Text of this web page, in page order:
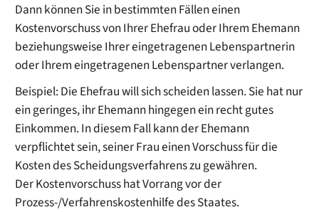
Dann können Sie in bestimmten Fällen einen
Kostenvorschuss von Ihrer Ehefrau oder Ihrem Ehemann
beziehungsweise Ihrer eingetragenen Lebenspartnerin
oder Ihrem eingetragenen Lebenspartner verlangen.
Beispiel: Die Ehefrau will sich scheiden lassen. Sie hat nur
ein geringes, ihr Ehemann hingegen ein recht gutes
Einkommen. In diesem Fall kann der Ehemann
verpflichtet sein, seiner Frau einen Vorschuss für die
Kosten des Scheidungsverfahrens zu gewähren.
Der Kostenvorschuss hat Vorrang vor der
Prozess-/Verfahrenskostenhilfe des Staates.